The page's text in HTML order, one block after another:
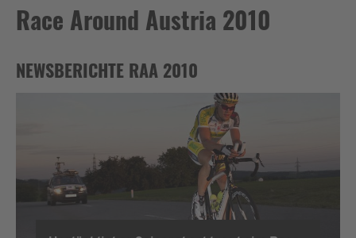
Race Around Austria 2010
NEWSBERICHTE RAA 2010